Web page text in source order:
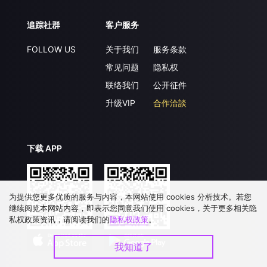
追踪社群
FOLLOW US
客户服务
关于我们
常见问题
联络我们
升级VIP
服务条款
隐私权
公开征件
合作洽談
下载 APP
为提供您更多优质的服务与内容，本网站使用 cookies 分析技术。若您
继续阅览本网站内容，即表示您同意我们使用 cookies，关于更多相关隐
私权政策资讯，请阅读我们的隐私权政策。
我知道了